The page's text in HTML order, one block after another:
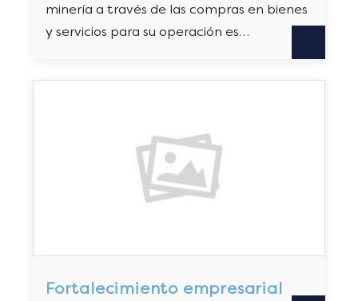
minería a través de las compras en bienes
y servicios para su operación es…
Fortalecimiento empresarial